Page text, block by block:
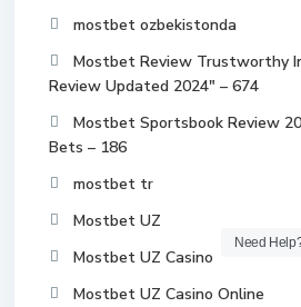
mostbet ozbekistonda
Mostbet Review Trustworthy
Review Updated 2024" – 674
Mostbet Sportsbook Review
Bets – 186
mostbet tr
Mostbet UZ
Mostbet UZ Casino
Mostbet UZ Casino Online
Need